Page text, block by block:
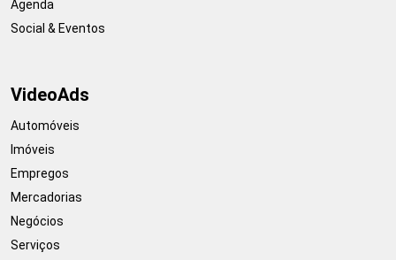
Agenda
Social & Eventos
VideoAds
Automóveis
Imóveis
Empregos
Mercadorias
Negócios
Serviços